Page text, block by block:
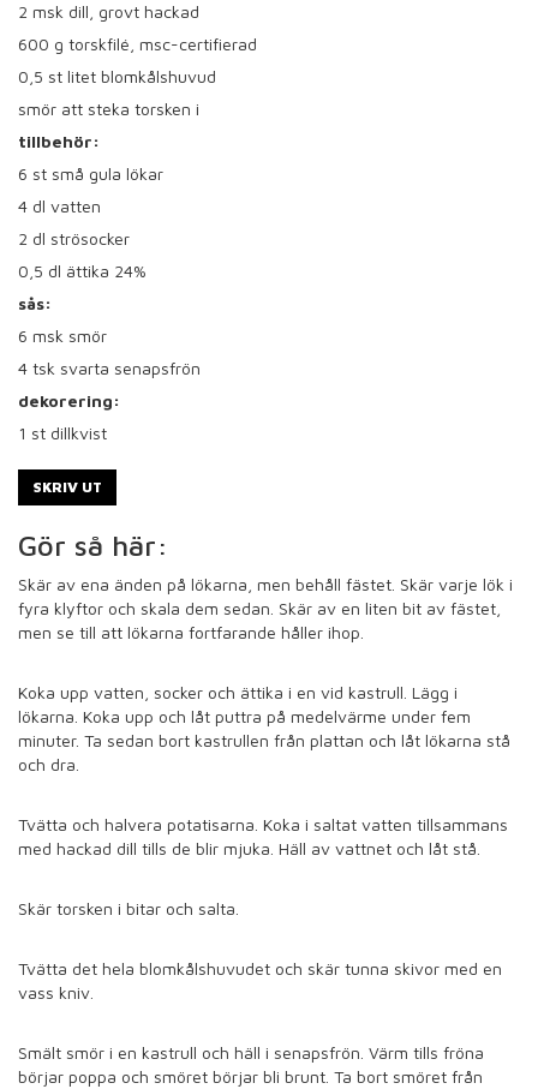
2 msk dill, grovt hackad
600 g torskfilé, msc-certifierad
0,5 st litet blomkålshuvud
smör att steka torsken i
tillbehör:
6 st små gula lökar
4 dl vatten
2 dl strösocker
0,5 dl ättika 24%
sås:
6 msk smör
4 tsk svarta senapsfrön
dekorering:
1 st dillkvist
SKRIV UT
Gör så här:
Skär av ena änden på lökarna, men behåll fästet. Skär varje lök i
fyra klyftor och skala dem sedan. Skär av en liten bit av fästet,
men se till att lökarna fortfarande håller ihop.
Koka upp vatten, socker och ättika i en vid kastrull. Lägg i
lökarna. Koka upp och låt puttra på medelvärme under fem
minuter. Ta sedan bort kastrullen från plattan och låt lökarna stå
och dra.
Tvätta och halvera potatisarna. Koka i saltat vatten tillsammans
med hackad dill tills de blir mjuka. Häll av vattnet och låt stå.
Skär torsken i bitar och salta.
Tvätta det hela blomkålshuvudet och skär tunna skivor med en
vass kniv.
Smält smör i en kastrull och häll i senapsfrön. Värm tills fröna
börjar poppa och smöret börjar bli brunt. Ta bort smöret från